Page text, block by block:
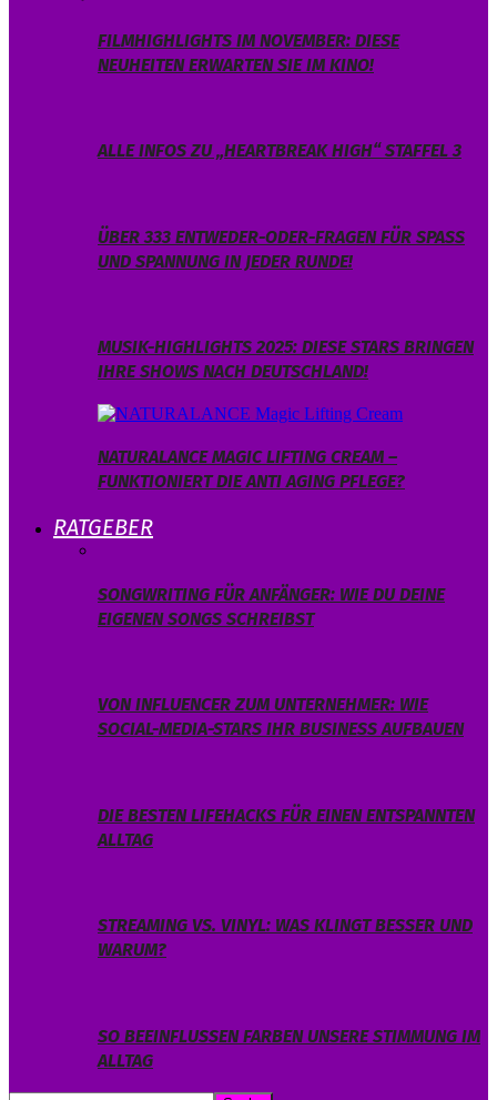
FILMHIGHLIGHTS IM NOVEMBER: DIESE
NEUHEITEN ERWARTEN SIE IM KINO!
ALLE INFOS ZU „HEARTBREAK HIGH“ STAFFEL 3
ÜBER 333 ENTWEDER-ODER-FRAGEN FÜR SPASS U
ND SPANNUNG IN JEDER RUNDE!
MUSIK-HIGHLIGHTS 2025: DIESE STARS BRINGEN
IHRE SHOWS NACH DEUTSCHLAND!
NATURALANCE MAGIC LIFTING CREAM –
FUNKTIONIERT DIE ANTI AGING PFLEGE?
RATGEBER
SONGWRITING FÜR ANFÄNGER: WIE DU DEINE
EIGENEN SONGS SCHREIBST
VON INFLUENCER ZUM UNTERNEHMER: WIE
SOCIAL-MEDIA-STARS IHR BUSINESS AUFBAUEN
DIE BESTEN LIFEHACKS FÜR EINEN ENTSPANNTEN
ALLTAG
STREAMING VS. VINYL: WAS KLINGT BESSER UND
WARUM?
SO BEEINFLUSSEN FARBEN UNSERE STIMMUNG IM
ALLTAG